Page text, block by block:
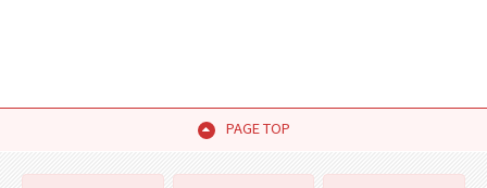
PAGE TOP